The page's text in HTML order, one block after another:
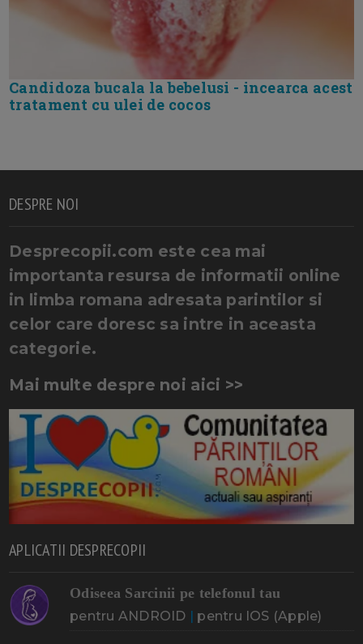
Candidoza bucala la bebelusi - incearca acest
tratament cu ulei de cocos
DESPRE NOI
Desprecopii.com este cea mai
importanta resursa de informatii online
in limba romana adresata parintilor si
celor care doresc sa intre in aceasta
categorie.
Mai multe despre noi aici >>
APLICATII DESPRECOPII
Odiseea Sarcinii pe telefonul tau
pentru ANDROID | pentru IOS (Apple)